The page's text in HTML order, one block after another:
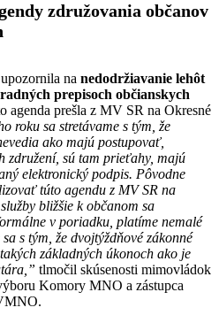
združovania občanov
na nedodržiavanie lehôt
prepisoch občianskych
agenda prešla z MV SR na Okresné
roku sa stretávame s tým, že
ako majú postupovať,
združení, sú tam prieťahy, majú
elektronický podpis. Pôvodne
túto agendu z MV SR na
bližšie k občanom sa
v poriadku, platíme nemalé
s tým, že dvojtýždňové zákonné
základných úkonoch ako je
tlmočil skúsenosti mimovládok
Komory MNO a zástupca